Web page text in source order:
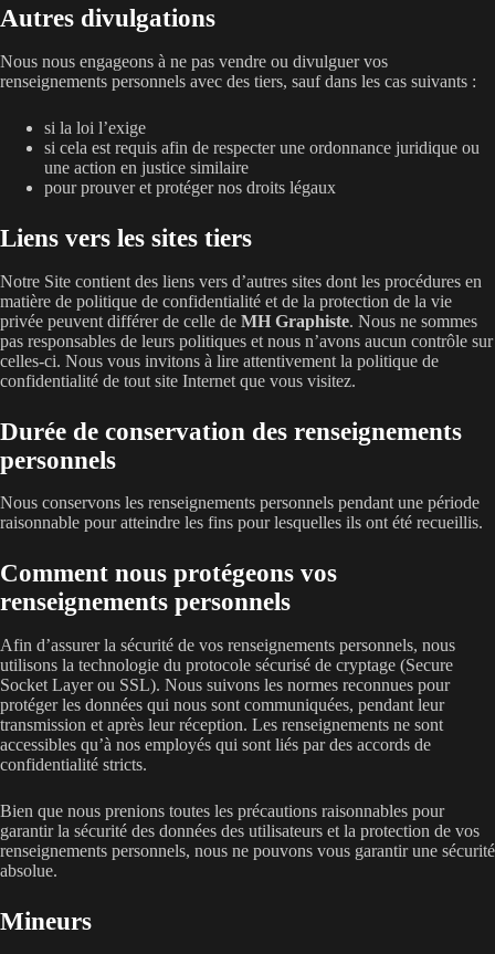
Autres divulgations
Nous nous engageons à ne pas vendre ou divulguer vos
renseignements personnels avec des tiers, sauf dans les cas suivants :
si la loi l’exige
si cela est requis afin de respecter une ordonnance juridique ou
une action en justice similaire
pour prouver et protéger nos droits légaux
Liens vers les sites tiers
Notre Site contient des liens vers d’autres sites dont les procédures en
matière de politique de confidentialité et de la protection de la vie
privée peuvent différer de celle de MH Graphiste. Nous ne sommes
pas responsables de leurs politiques et nous n’avons aucun contrôle sur
celles-ci. Nous vous invitons à lire attentivement la politique de
confidentialité de tout site Internet que vous visitez.
Durée de conservation des renseignements
personnels
Nous conservons les renseignements personnels pendant une période
raisonnable pour atteindre les fins pour lesquelles ils ont été recueillis.
Comment nous protégeons vos
renseignements personnels
Afin d’assurer la sécurité de vos renseignements personnels, nous
utilisons la technologie du protocole sécurisé de cryptage (Secure
Socket Layer ou SSL). Nous suivons les normes reconnues pour
protéger les données qui nous sont communiquées, pendant leur
transmission et après leur réception. Les renseignements ne sont
accessibles qu’à nos employés qui sont liés par des accords de
confidentialité stricts.
Bien que nous prenions toutes les précautions raisonnables pour
garantir la sécurité des données des utilisateurs et la protection de vos
renseignements personnels, nous ne pouvons vous garantir une sécurité
absolue.
Mineurs